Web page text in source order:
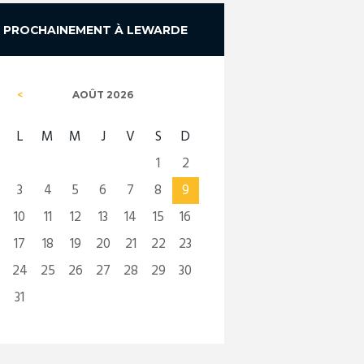
PROCHAINEMENT À LEWARDE
AOÛT 2026
L M M J V S
D
1
2
3
4 5 6 7 8
9
10
11 12 13 14 15
16
17
18 19 20 21 22
23
24
25 26 27 28 29
30
31